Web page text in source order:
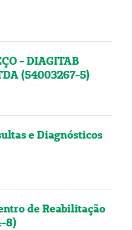
- DIAGITAB
(54003267-5)
e Diagnósticos
de Reabilitação
8)